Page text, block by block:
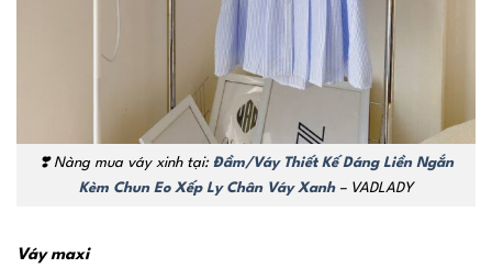
❣️ Nàng mua váy xinh tại: Đầm/Váy Thiết Kế Dáng Liền Ngắn
Kèm Chun Eo Xếp Ly Chân Váy Xanh– VADLADY
Váy maxi